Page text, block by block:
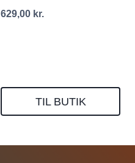
629,00 kr.
TIL BUTIK